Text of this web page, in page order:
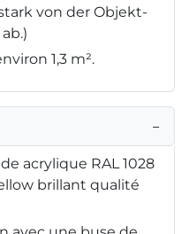
von der Objekt-
1,3 m².
−
acrylique RAL 1028
brillant qualité